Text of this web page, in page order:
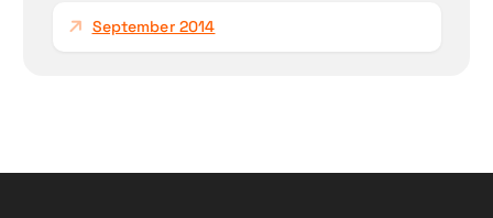
September 2014